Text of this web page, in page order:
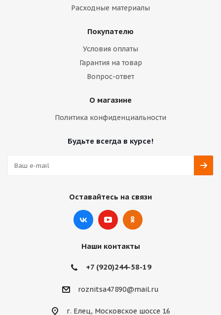
Расходные материалы
Покупателю
Условия оплаты
Гарантия на товар
Вопрос-ответ
О магазине
Политика конфиденциальности
Будьте всегда в курсе!
Оставайтесь на связи
Наши контакты
+7 (920)244-58-19
roznitsa47890@mail.ru
г. Елец, Московское шоссе 16